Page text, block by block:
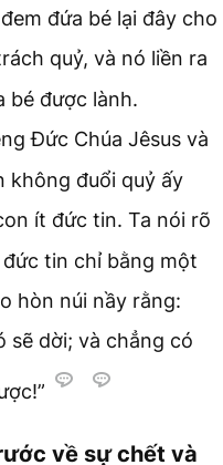
đứa bé lại đây cho
quỷ, và nó liền ra
bé được lành.
Đức Chúa Jêsus và
không đuổi quỷ ấy
ít đức tin. Ta nói rõ
tin chỉ bằng một
hòn núi nầy rằng:
sẽ dời; và chẳng có
về sự chết và